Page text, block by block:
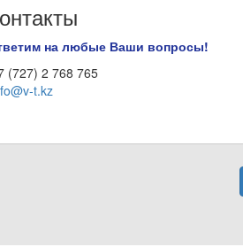
на любые Ваши вопросы!
(727) 2 768 765
t.kz